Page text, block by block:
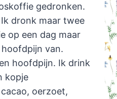
gedronken.
dronk maar twee
op een dag maar
van.
hoofdpijn. Ik drink
kopje
oerzoet,